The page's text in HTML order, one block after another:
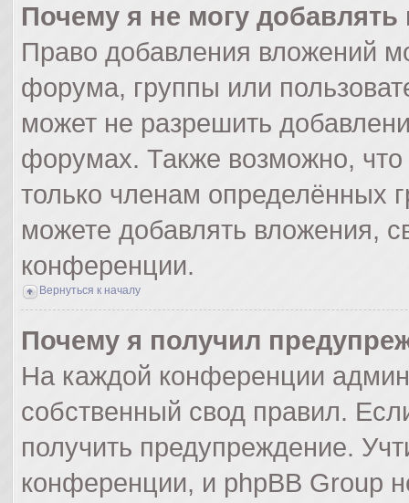
Почему я не могу
Право добавления вложений
форума, группы или
может не разрешить
форумах. Также возможно,
только членам определённых
можете добавлять вложения,
конференции.
Вернуться к началу
Почему я получил
На каждой конференции
собственный свод правил.
получить предупреждение.
конференции, и phpBB Group